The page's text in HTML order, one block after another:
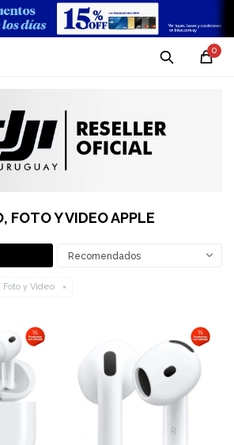
0
FOTO Y VIDEO APPLE
Recomendados
Foto y Video